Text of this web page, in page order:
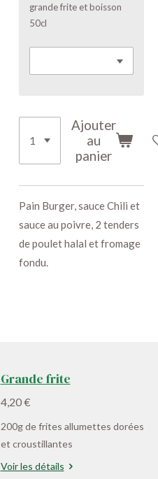
grande frite et boisson
50cl
Ajouter
au
panier
Pain Burger, sauce Chili et
sauce au poivre, 2 tenders
de poulet halal et fromage
fondu.
Grande frite
4,20 €
200g de frites allumettes dorées
et croustillantes
Voir les détails